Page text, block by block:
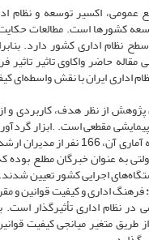
عمومی، اکسیر توسعه و نظام
کشورها است. مطالعات
نظام اداری کشور دارد.
مقاله حاضر واکاوی تاثیر تاثیر
اداری ایران با نقش واسطه‌ای
پژوهش از نظر هدف، کاربردی و
مقطعی است. .ابزار
پرسشنامه و نمونه آماری آن، 166
به عنوان خبرگان مطلع بوده
اجرایی کشور تعیین شدند.
فرهنگ اداری و کیفیت قوانین و
در نظام اداری تأثیرگذار است.
طریق متغیر میانجی کیفیت